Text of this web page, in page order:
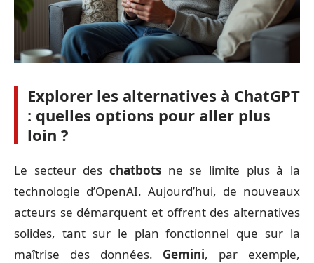
Explorer les alternatives à ChatGPT
: quelles options pour aller plus
loin ?
Le secteur des chatbots ne se limite plus à la
technologie d’OpenAI. Aujourd’hui, de nouveaux
acteurs se démarquent et offrent des alternatives
solides, tant sur le plan fonctionnel que sur la
maîtrise des données. Gemini, par exemple,